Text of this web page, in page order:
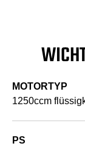
MOTORTYP
1250ccm
PS